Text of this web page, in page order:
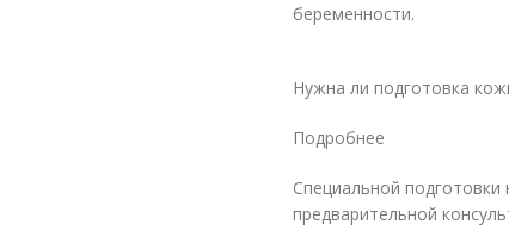
беременности.
Нужна ли подготовка
Подробнее
Специальной
предварительной